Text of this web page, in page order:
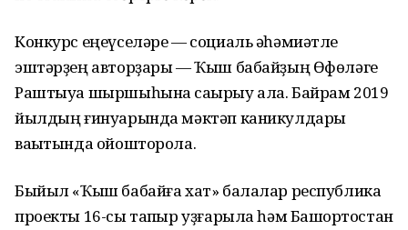
Конкурс еңеүселәре — социаль әһәмиәтле
эштәрҙең авторҙары — Ҡыш бабайҙың Өфөләге
Раштыуа шыршыһына саҡырыу ала. Байрам 2019
йылдың ғинуарында мәктәп каникулдары
ваҡытында ойошторола.
Быйыл «Ҡыш бабайға хат» балалар республика
проекты 16-сы тапҡыр уҙғарыла һәм Башҡортостан